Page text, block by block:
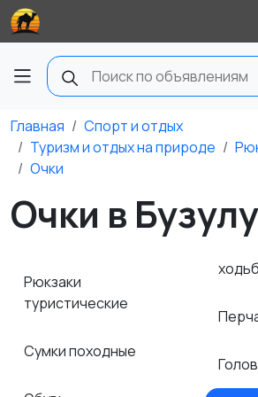
Главная
Спорт и отдых
Туризм и отдых на природе
Очки
Очки в
Рюкзаки
туристические
Сумки походные